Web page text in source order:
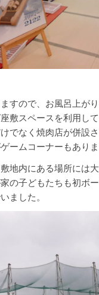
すので、お風呂上が
敷スペースを利用し
でなく焼肉店が併設
ームコーナーもありま
地内にある場所には
の子どもたちも初ボ
ました。